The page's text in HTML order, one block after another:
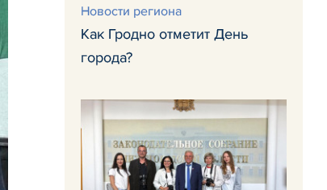
Новости региона
Как Гродно отметит День
города?